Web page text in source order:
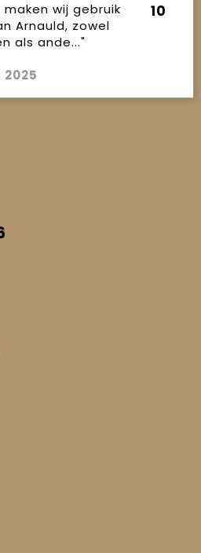
wij gebruik
Arnauld, zowel
als ande..."
10